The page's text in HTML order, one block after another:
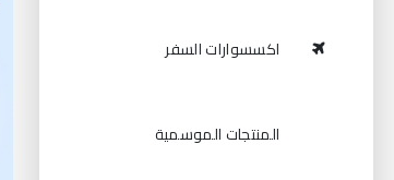
اكسسوارات السفر
المنتجات الموسمية